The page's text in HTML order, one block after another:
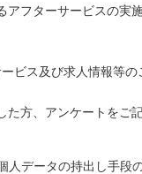
フターサービスの実施
ビス及び求人情報等
方、アンケートをご
データの持出し手段